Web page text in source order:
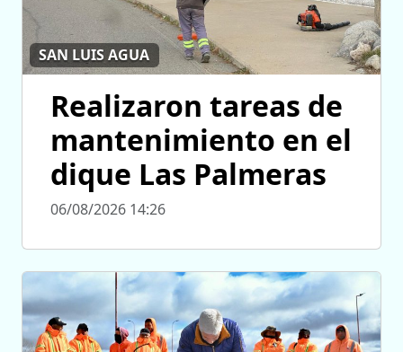
SAN LUIS AGUA
Realizaron tareas de
mantenimiento en el
dique Las Palmeras
06/08/2026 14:26